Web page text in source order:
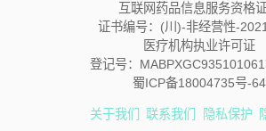
互联网药品信息服务资格
证书编号：(川)-非经营性-
医疗机构执业许可证
登记号：
蜀ICP备18004735号-64
关于我们 联系我们 隐私保护